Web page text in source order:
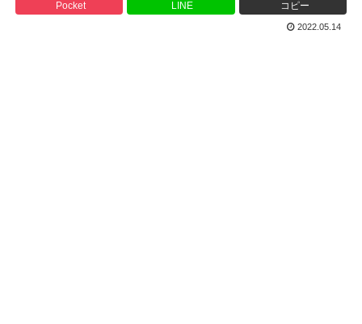
Pocket LINE コピー
2022.05.14